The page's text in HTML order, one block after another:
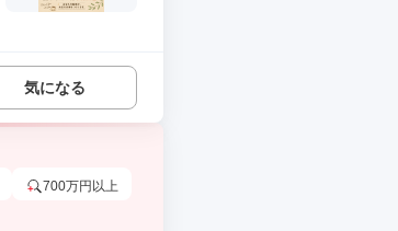
気になる
700万円以上